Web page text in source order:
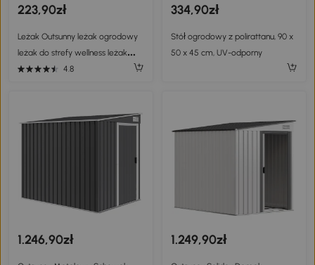
223,90zł
Leżak Outsunny leżak ogrodowy
leżak do strefy wellness leżak
plażowy składany z osłoną
4.8
334,90zł
Stół ogrodowy z polirattanu, 90 x
50 x 45 cm, UV-odporny
1.246,90zł 1.249,90zł